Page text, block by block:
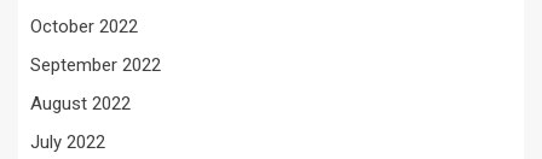
October 2022
September 2022
August 2022
July 2022